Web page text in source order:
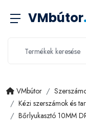
VMbútor.
VMbútor
Kézi szerszámok és
Bőrlyukasztó 10MM